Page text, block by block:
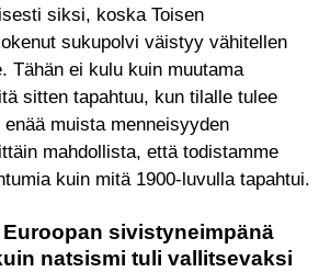
siksi, koska Toisen
sukupolvi väistyy vähitellen
Tähän ei kulu kuin muutama
sitten tapahtuu, kun tilalle tulee
muista menneisyyden
mahdollista, että todistamme
kuin mitä 1900-luvulla tapahtui.
sivistyneimpänä
natsismi tuli vallitsevaksi